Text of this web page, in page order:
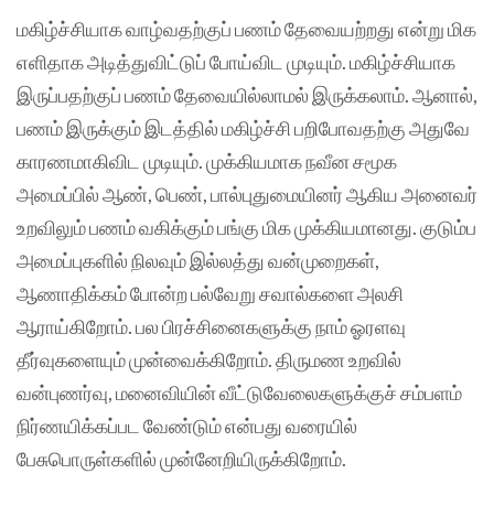
மகிழ்ச்சியாக வாழ்வதற்குப் பணம் தேவையற்றது என்று மிக
எளிதாக அடித்துவிட்டுப் போய்விட முடியும். மகிழ்ச்சியாக
இருப்பதற்குப் பணம் தேவையில்லாமல் இருக்கலாம். ஆனால்,
பணம் இருக்கும் இடத்தில் மகிழ்ச்சி பறிபோவதற்கு அதுவே
காரணமாகிவிட முடியும். முக்கியமாக நவீன சமூக
அமைப்பில் ஆண், பெண், பால்புதுமையினர் ஆகிய அனைவர்
உறவிலும் பணம் வகிக்கும் பங்கு மிக முக்கியமானது. குடும்ப
அமைப்புகளில் நிலவும் இல்லத்து வன்முறைகள்,
ஆணாதிக்கம் போன்ற பல்வேறு சவால்களை அலசி
ஆராய்கிறோம். பல பிரச்சினைகளுக்கு நாம் ஓரளவு
தீர்வுகளையும் முன்வைக்கிறோம். திருமண உறவில்
வன்புணர்வு, மனைவியின் வீட்டுவேலைகளுக்குச் சம்பளம்
நிர்ணயிக்கப்பட வேண்டும் என்பது வரையில்
பேசுபொருள்களில் முன்னேறியிருக்கிறோம்.